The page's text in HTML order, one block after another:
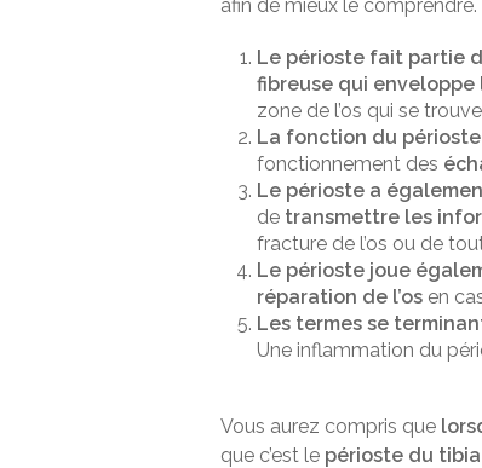
afin de mieux le comprendre.
Le périoste fait partie
fibreuse qui
zone de l’os qui se
La fonction du périoste
fonctionnement des
Le périoste a
de transmettre les
fracture de l’os ou de
Le périoste joue
réparation de l’os en
Les termes se
Une inflammation du
Vous aurez compris que
que c’est le périoste du tibia